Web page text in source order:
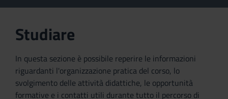
Studiare
In questa sezione è possibile reperire le informazioni
riguardanti l'organizzazione pratica del corso, lo
svolgimento delle attività didattiche, le opportunità
formative e i contatti utili durante tutto il percorso di